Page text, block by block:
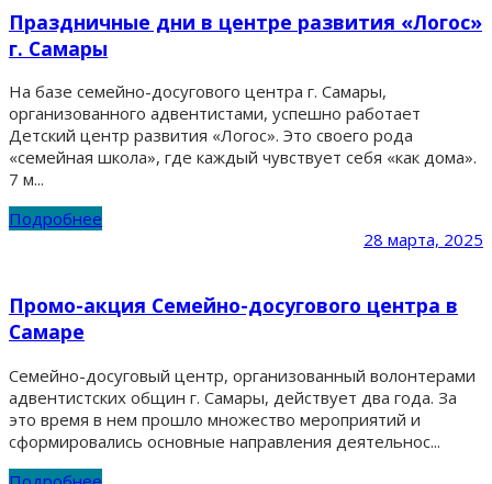
Праздничные дни в центре развития «Логос»
г. Самары
На базе семейно-досугового центра г. Самары,
организованного адвентистами, успешно работает
Детский центр развития «Логос». Это своего рода
«семейная школа», где каждый чувствует себя «как дома».
7 м...
Подробнее
28 марта, 2025
Промо-акция Семейно-досугового центра в
Самаре
Семейно-досуговый центр, организованный волонтерами
адвентистских общин г. Самары, действует два года. За
это время в нем прошло множество мероприятий и
сформировались основные направления деятельнос...